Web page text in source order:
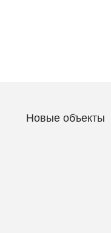
Новые объекты